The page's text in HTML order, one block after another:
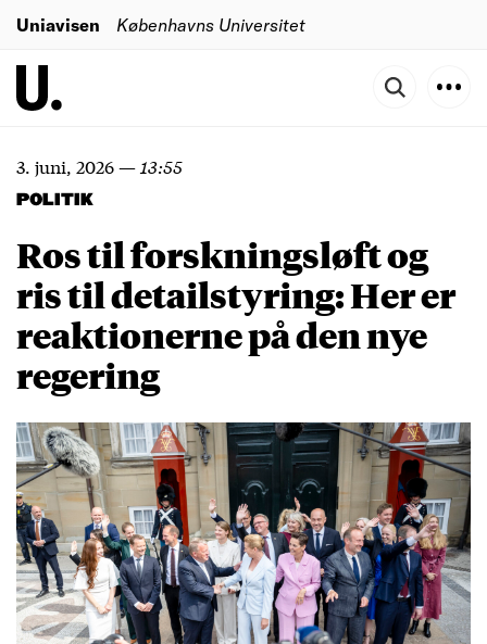
Uniavisen Københavns Universitet
3. juni, 2026— 13:55
POLITIK
Ros til forskningsløft og
ris til detailstyring: Her er
reaktionerne på den nye
regering